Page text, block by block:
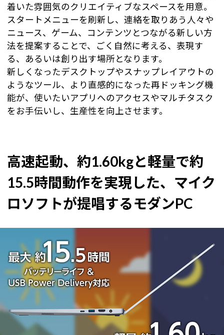
着いた雰囲気のクリエイティブなスペースを用意。
スタートメニューを刷新し、連絡を取りあう人々や
ニュース、ゲーム、コンテンツとつながる新しい方
法を提案することで、ごく自然に考える、表現す
る、あるいは創り出す場所となります。
新しくなったデスクトップやスナップレイアウトの
ようなツール、より直感的になった再ドッキング機
能が、使いたいアプリへのアクセスやマルチタスク
をお手伝いし、生産性を向上させます。
高速起動、約1.60kgと軽量で約
15.5時間動作を実現した、マイク
ロソフトが提唱するモダンPC